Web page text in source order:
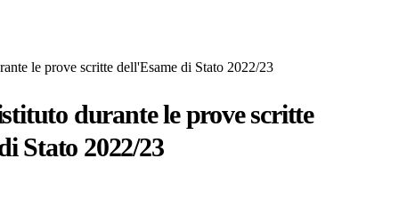
le prove scritte dell'Esame di Stato 2022/23
durante le prove scritte
Stato 2022/23